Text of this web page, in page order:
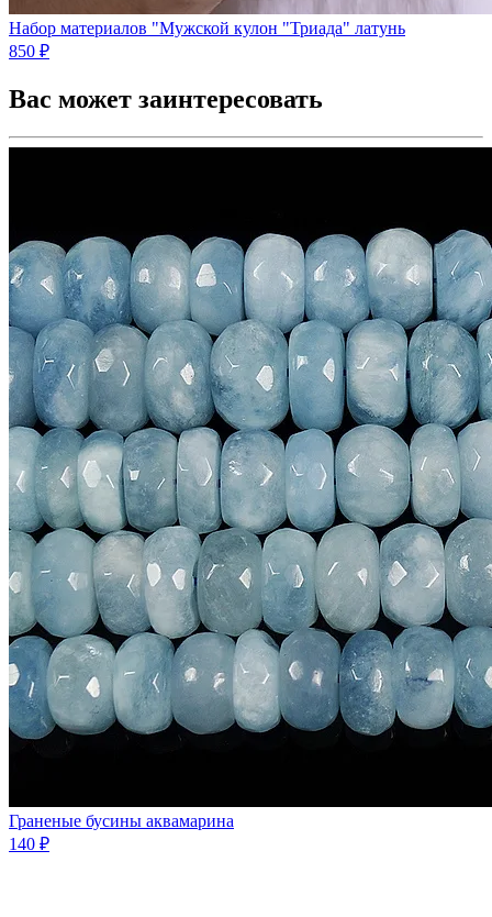
Набор материалов "Мужской кулон "Триада" латунь
850 ₽
Вас может заинтересовать
Граненые бусины аквамарина
140 ₽